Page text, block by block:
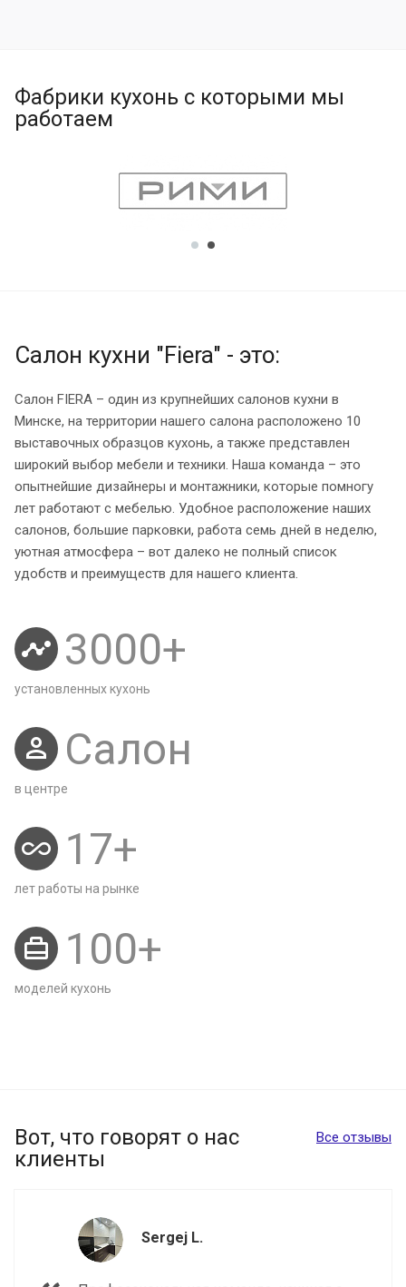
Фабрики кухонь с которыми мы
работаем
Салон кухни "Fiera" - это:
Салон FIERA – один из крупнейших салонов кухни в
Минске, на территории нашего салона расположено 10
выставочных образцов кухонь, а также представлен
широкий выбор мебели и техники. Наша команда – это
опытнейшие дизайнеры и монтажники, которые помногу
лет работают с мебелью. Удобное расположение наших
салонов, большие парковки, работа семь дней в неделю,
уютная атмосфера – вот далеко не полный список
удобств и преимуществ для нашего клиента.
3000+
установленных кухонь
Салон
в центре
17+
лет работы на рынке
100+
моделей кухонь
Все отзывы
Вот, что говорят о нас
клиенты
Sergej L.